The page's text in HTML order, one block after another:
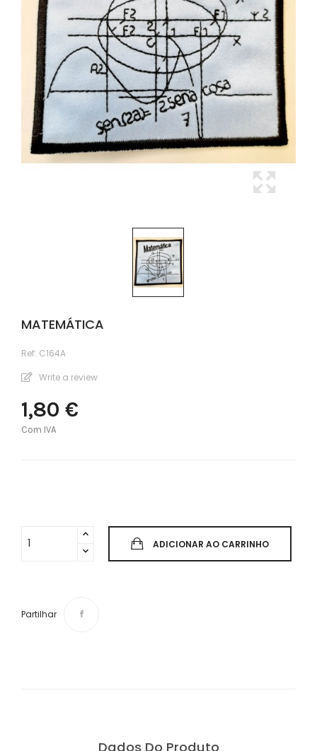
MATEMÁTICA
Ref: C164A
Write a review
1,80 €
Com IVA
ADICIONAR AO CARRINHO
Partilhar
Dados Do Produto